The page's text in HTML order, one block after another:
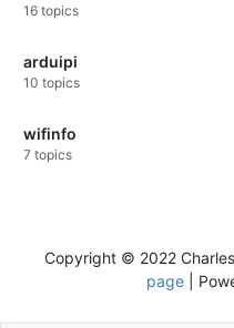
16 topics
arduipi
10 topics
wifinfo
7 topics
Copyright © 2022
page |